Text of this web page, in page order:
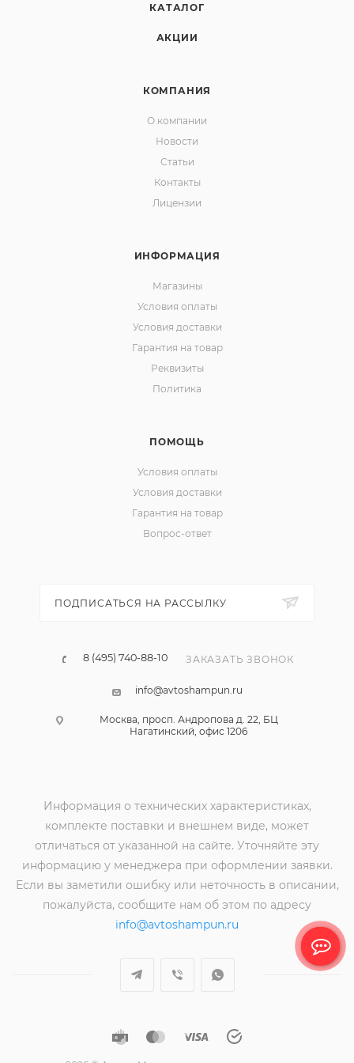
КАТАЛОГ
АКЦИИ
КОМПАНИЯ
О компании
Новости
Статьи
Контакты
Лицензии
ИНФОРМАЦИЯ
Магазины
Условия оплаты
Условия доставки
Гарантия на товар
Реквизиты
Политика
ПОМОЩЬ
Условия оплаты
Условия доставки
Гарантия на товар
Вопрос-ответ
ПОДПИСАТЬСЯ НА РАССЫЛКУ
8 (495) 740-88-10 ЗАКАЗАТЬ ЗВОНОК
info@avtoshampun.ru
Москва, просп. Андропова д. 22, БЦ
Нагатинский, офис 1206
Информация о технических характеристиках,
комплекте поставки и внешнем виде, может
отличаться от указанной на сайте. Уточняйте эту
информацию у менеджера при оформлении заявки.
Если вы заметили ошибку или неточность в описании,
пожалуйста, сообщите нам об этом по адресу
info@avtoshampun.ru